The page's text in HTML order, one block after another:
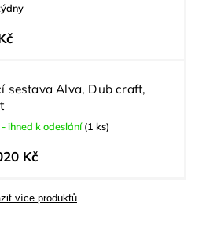
sestava Alva, Dub craft,
ihned k odeslání(1 ks)
Kč
více produktů